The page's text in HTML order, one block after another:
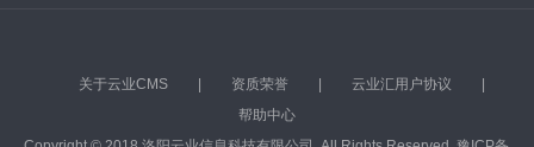
关于云业CMS | 资质荣誉 | 云业汇用户协议
|
帮助中心